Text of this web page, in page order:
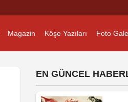
Magazin Köşe Yazıları Foto
EN GÜNCEL